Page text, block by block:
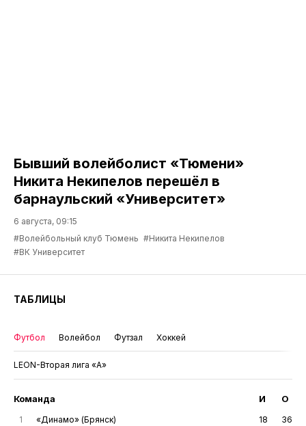
Бывший волейболист «Тюмени»
Никита Некипелов перешёл в
барнаульский «Университет»
6 августа, 09:15
#Волейбольный клуб Тюмень #Никита Некипелов
#ВК Университет
ТАБЛИЦЫ
Футбол Волейбол Футзал Хоккей
LEON-Вторая лига «А»
Команда И О
1 «Динамо» (Брянск) 18
36